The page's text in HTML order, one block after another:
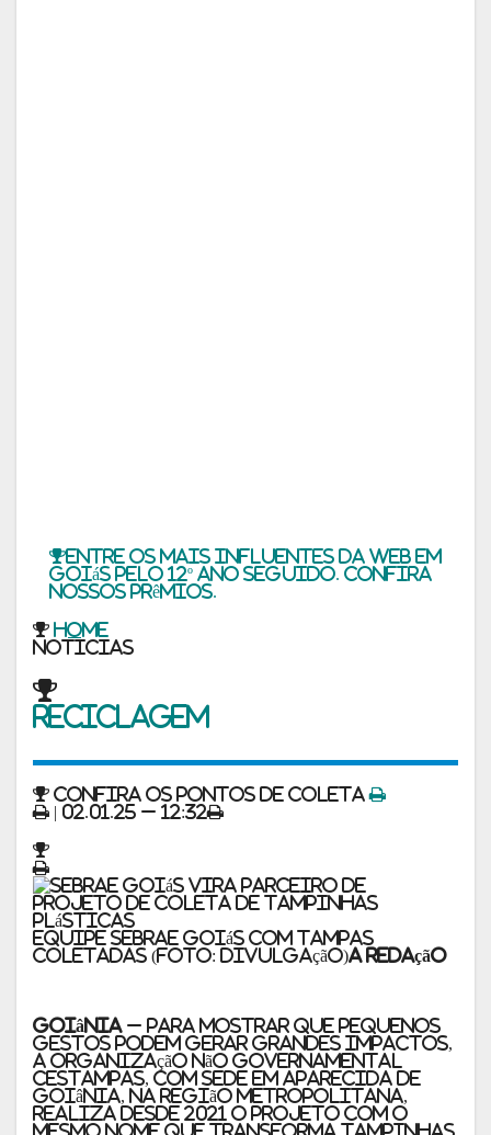
Entre os mais influentes da web em
Goiás pelo 12º ano seguido. Confira
nossos prêmios.
Home
noticias
Reciclagem
Confira os pontos de coleta
| 02.01.25 – 12:32
Equipe Sebrae Goiás com tampas
coletadas (Foto: divulgação)A Redação
Goiânia – Para mostrar que pequenos
gestos podem gerar grandes impactos,
a organização não governamental
Cestampas, com sede em Aparecida de
Goiânia, na Região Metropolitana,
realiza desde 2021 o projeto com o
mesmo nome que transforma tampinhas